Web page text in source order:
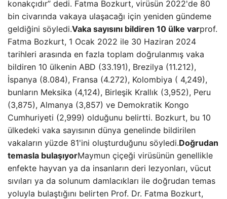
konakçıdır” dedi. Fatma Bozkurt, virüsün 2022'de 80
bin civarında vakaya ulaşacağı için yeniden gündeme
geldiğini söyledi.Vaka sayısını bildiren 10 ülke varprof.
Fatma Bozkurt, 1 Ocak 2022 ile 30 Haziran 2024
tarihleri ​​arasında en fazla toplam doğrulanmış vaka
bildiren 10 ülkenin ABD (33.191), Brezilya (11.212),
İspanya (8.084), Fransa (4.272), Kolombiya ( 4,249),
bunların Meksika (4,124), Birleşik Krallık (3,952), Peru
(3,875), Almanya (3,857) ve Demokratik Kongo
Cumhuriyeti (2,999) olduğunu belirtti. Bozkurt, bu 10
ülkedeki vaka sayısının dünya genelinde bildirilen
vakaların yüzde 81'ini oluşturduğunu söyledi.Doğrudan
temasla bulaşıyorMaymun çiçeği virüsünün genellikle
enfekte hayvan ya da insanların deri lezyonları, vücut
sıvıları ya da solunum damlacıkları ile doğrudan temas
yoluyla bulaştığını belirten Prof. Dr. Fatma Bozkurt,